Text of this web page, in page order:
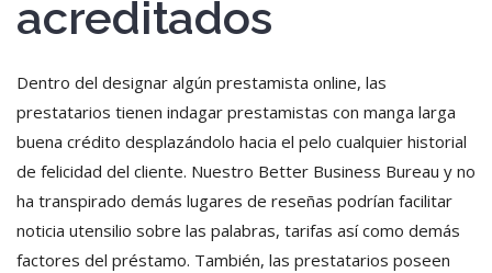
acreditados
Dentro del designar algún prestamista online, las
prestatarios tienen indagar prestamistas con manga larga
buena crédito desplazándolo hacia el pelo cualquier historial
de felicidad del cliente. Nuestro Better Business Bureau y no
ha transpirado demás lugares de reseñas podrían facilitar
noticia utensilio sobre las palabras, tarifas así­ como demás
factores del préstamo. También, las prestatarios poseen